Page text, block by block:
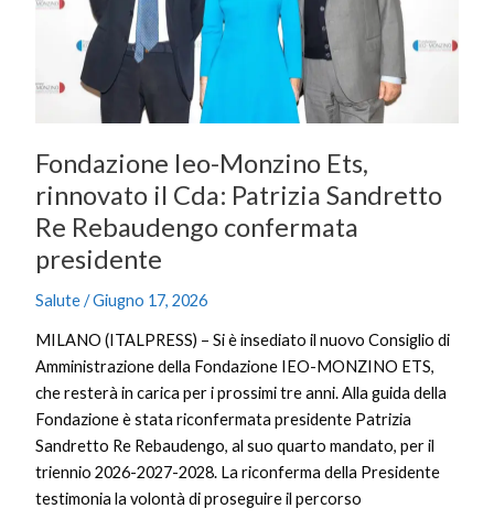
Fondazione Ieo-Monzino Ets,
rinnovato il Cda: Patrizia Sandretto
Re Rebaudengo confermata
presidente
Salute/Giugno 17, 2026
MILANO (ITALPRESS) – Si è insediato il nuovo Consiglio di
Amministrazione della Fondazione IEO-MONZINO ETS,
che resterà in carica per i prossimi tre anni. Alla guida della
Fondazione è stata riconfermata presidente Patrizia
Sandretto Re Rebaudengo, al suo quarto mandato, per il
triennio 2026-2027-2028. La riconferma della Presidente
testimonia la volontà di proseguire il percorso
Cda:
Patrizia
Sandretto
Re
Rebaudengo
presidente